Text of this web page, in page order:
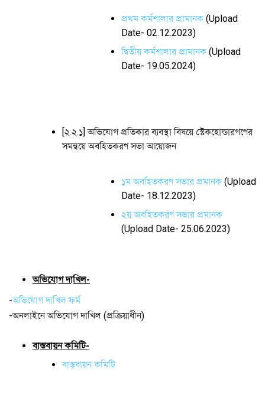
প্রথম কর্মশালার প্রামানক (Upload
Date- 02.12.2023)
দ্বিতীয় কর্মশালার প্রামানক (Upload
Date- 19.05.2024)
[২.২.১] অভিযোগ প্রতিকার ব্যবস্থা বিষয়ে স্টেকহোল্ডারগণের
সমন্বয়ে অবহিতকরণ সভা আয়োজন
১ম অবহিতকরণ সভার প্রমানক (Upload
Date- 18.12.2023)
২য় অবহিতকরণ সভার প্রমানক
(Upload Date- 25.06.2023)
অভিযোগ দাখিল-
-অভিযোগ দাখিল ফর্ম
-অনলাইনে অভিযোগ দাখিল (প্রক্রিয়াধীন)
বাস্তবায়ন কমিটি-
বাস্তবায়ন কমিটি